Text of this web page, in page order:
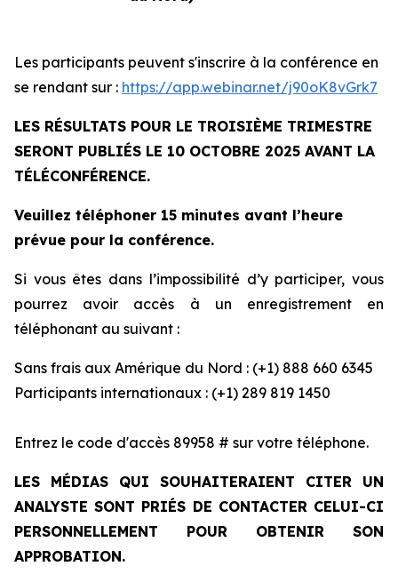
Les participants peuvent s'inscrire à la conférence en
se rendant sur : https://app.webinar.net/j90oK8vGrk7
LES RÉSULTATS POUR LE TROISIÈME TRIMESTRE
SERONT PUBLIÉS LE 10 OCTOBRE 2025 AVANT LA
TÉLÉCONFÉRENCE.
Veuillez téléphoner 15 minutes avant l’heure
prévue pour la conférence.
Si vous êtes dans l’impossibilité d’y participer, vous
pourrez avoir accès à un enregistrement en
téléphonant au suivant :
Sans frais aux Amérique du Nord : (+1) 888 660 6345
Participants internationaux : (+1) 289 819 1450
Entrez le code d'accès 89958 # sur votre téléphone.
LES MÉDIAS QUI SOUHAITERAIENT CITER UN
ANALYSTE SONT PRIÉS DE CONTACTER CELUI-CI
PERSONNELLEMENT POUR OBTENIR SON
APPROBATION.